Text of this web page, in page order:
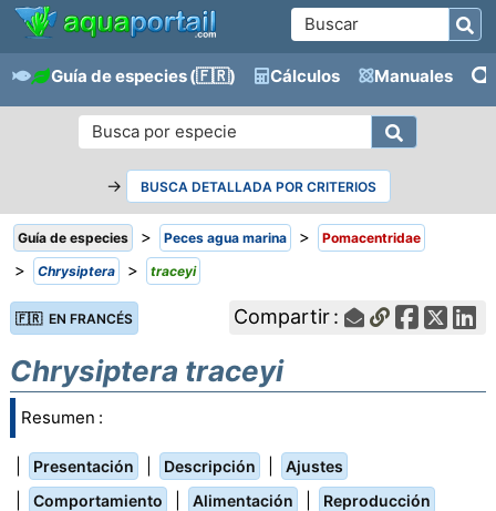
Guía de especies(🇫🇷) Cálculos Manuales
→ BUSCA DETALLADA POR CRITERIOS
Guía de especies > Peces agua marina > Pomacentridae
> Chrysiptera > traceyi
🇫🇷 EN FRANCÉS Compartir :
Chrysiptera traceyi
Resumen :
Presentación Descripción Ajustes
Comportamiento Alimentación Reproducción